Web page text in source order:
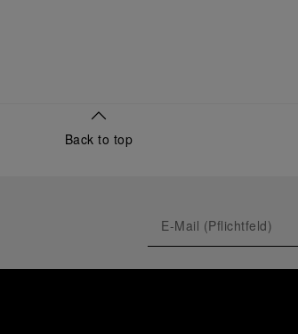
Back to top